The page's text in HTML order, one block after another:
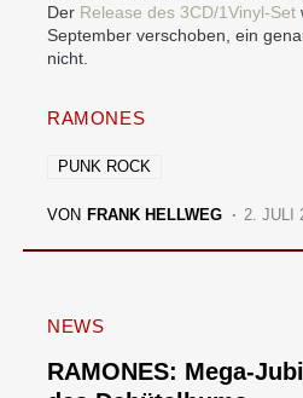
Der Release des 3CD/1Vinyl-Set
September verschoben, ein
nicht.
RAMONES
PUNK ROCK
VON FRANK HELLWEG 2. JULI
NEWS
RAMONES: Mega-